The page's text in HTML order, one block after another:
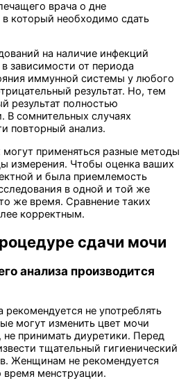
врача о дне
который необходимо сдать
на наличие инфекций
зависимости от периода
иммунной системы у любого
результат. Но, тем
результат полностью
В сомнительных случаях
повторный анализ.
применяться разные методы
измерения. Чтобы оценка ваших
и была приемлемость
в одной и той же
же время. Сравнение таких
корректным.
сдачи мочи
анализа производится
рекомендуется не употреблять
могут изменить цвет мочи
не принимать диуретики. Перед
тщательный гигиенический
Женщинам не рекомендуется
время менструации.